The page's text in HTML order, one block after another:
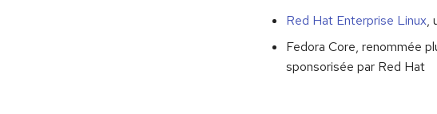
Red Hat Enterprise Linux,
Fedora Core, renommée
sponsorisée par Red Hat